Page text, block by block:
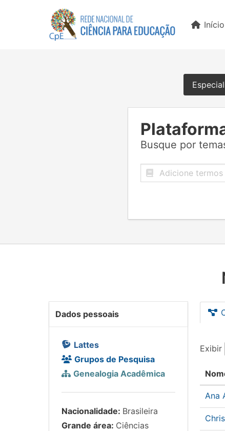
Início
Busque por
Dados pessoais
Lattes
Grupos de Pesquisa
Genealogia Acadêmica
Nacionalidade: Brasileira
Grande área: Ciências
Exibir
Ana